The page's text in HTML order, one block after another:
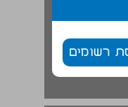
רשומים